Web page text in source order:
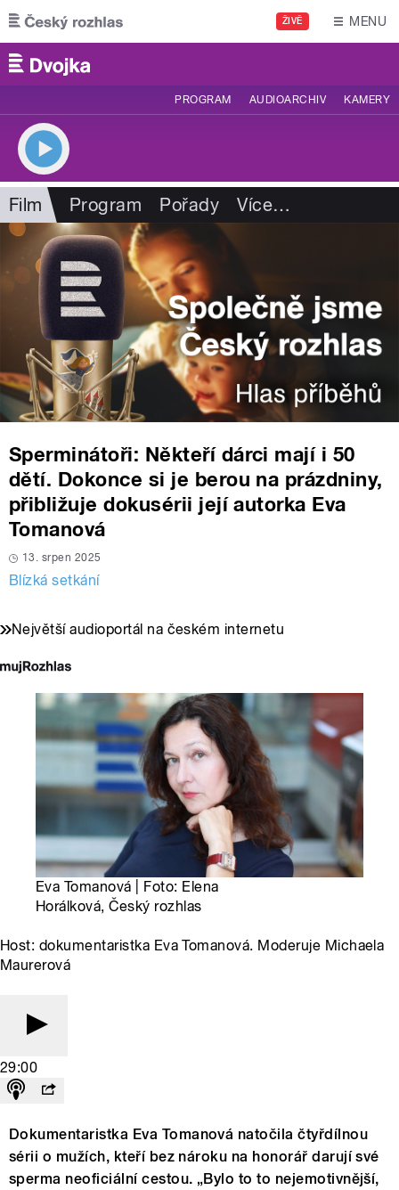
Přejít k hlavnímu obsahu
ŽIVĚ MENU
PROGRAM AUDIOARCHIV KAMERY
Film Program Pořady Více…
Sperminátoři: Někteří dárci mají i 50
dětí. Dokonce si je berou na prázdniny,
přibližuje dokusérii její autorka Eva
Tomanová
13. srpen 2025
Blízká setkání
Největší audioportál na českém internetu
Eva Tomanová | Foto: Elena
Horálková, Český rozhlas
Host: dokumentaristka Eva Tomanová. Moderuje Michaela
Maurerová
29:00
Dokumentaristka Eva Tomanová natočila čtyřdílnou
sérii o mužích, kteří bez nároku na honorář darují své
sperma neoficiální cestou. „Bylo to to nejemotivnější,